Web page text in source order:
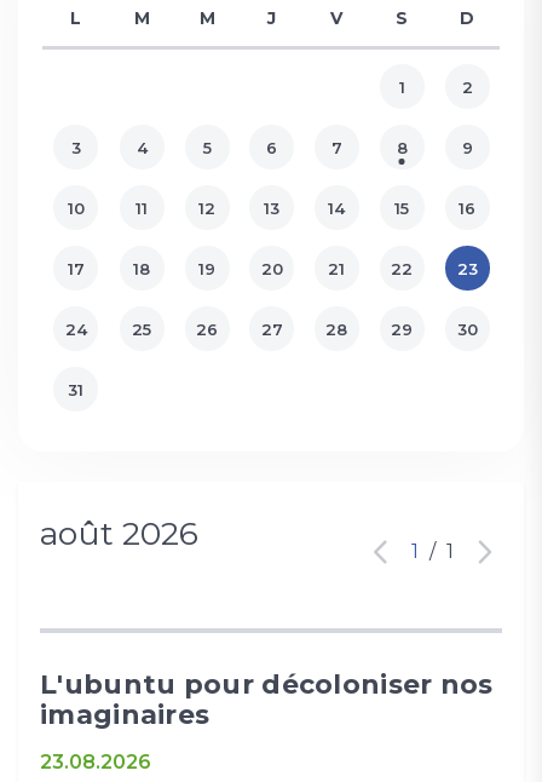
L M M J V S D
1 2
3 4 5 6 7 8 9
10 11 12 13 14 15 16
17 18 19 20 21 22 23
24 25 26 27 28 29 30
31
août 2026 1 / 1
L'ubuntu pour décoloniser nos
imaginaires
23.08.2026